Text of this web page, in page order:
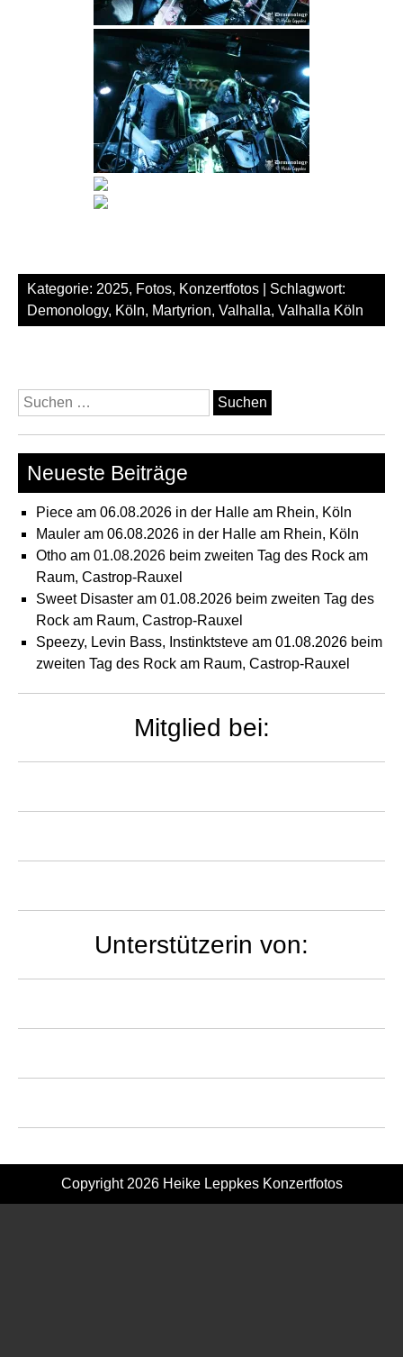
Kategorie: 2025, Fotos, Konzertfotos | Schlagwort:
Demonology, Köln, Martyrion, Valhalla, Valhalla Köln
Suchen
nach:
Neueste Beiträge
Piece am 06.08.2026 in der Halle am Rhein, Köln
Mauler am 06.08.2026 in der Halle am Rhein, Köln
Otho am 01.08.2026 beim zweiten Tag des Rock am
Raum, Castrop-Rauxel
Sweet Disaster am 01.08.2026 beim zweiten Tag des
Rock am Raum, Castrop-Rauxel
Speezy, Levin Bass, Instinktsteve am 01.08.2026 beim
zweiten Tag des Rock am Raum, Castrop-Rauxel
Mitglied bei:
Unterstützerin von:
Copyright 2026 Heike Leppkes Konzertfotos